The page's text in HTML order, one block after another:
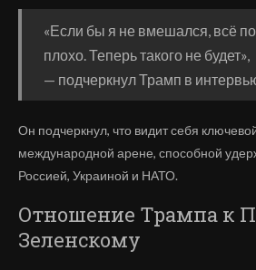
«Если бы я не вмешался, всё
плохо. Теперь такого не будет»,
— подчеркнул Трамп в
Он подчеркнул, что видит себя
международной арене, способной
Россией, Украиной и НАТО.
Отношение Трампа к
Зеленскому